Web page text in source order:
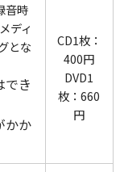
音時
ディ
とな
き
かか
CD1枚：
400円
DVD1
枚：660
円